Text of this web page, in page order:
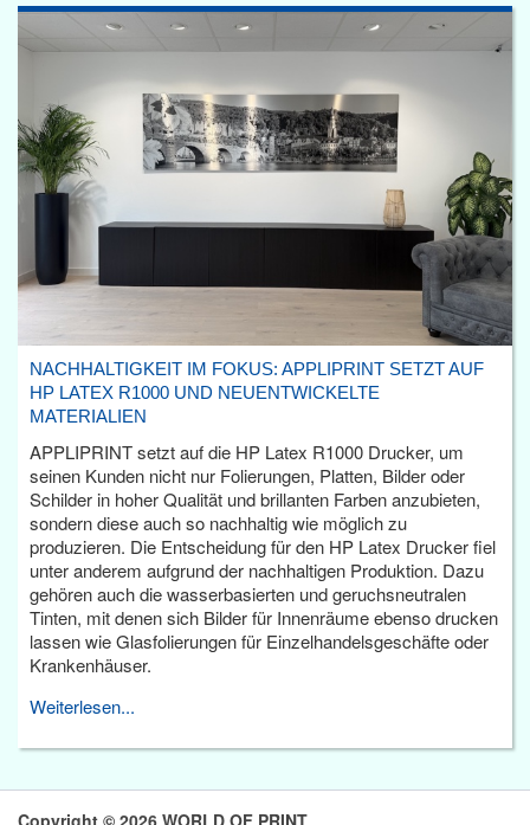
NACHHALTIGKEIT IM FOKUS: APPLIPRINT SETZT AUF
HP LATEX R1000 UND NEUENTWICKELTE
MATERIALIEN
APPLIPRINT setzt auf die HP Latex R1000 Drucker, um
seinen Kunden nicht nur Folierungen, Platten, Bilder oder
Schilder in hoher Qualität und brillanten Farben anzubieten,
sondern diese auch so nachhaltig wie möglich zu
produzieren. Die Entscheidung für den HP Latex Drucker fiel
unter anderem aufgrund der nachhaltigen Produktion. Dazu
gehören auch die wasserbasierten und geruchsneutralen
Tinten, mit denen sich Bilder für Innenräume ebenso drucken
lassen wie Glasfolierungen für Einzelhandelsgeschäfte oder
Krankenhäuser.
Weiterlesen...